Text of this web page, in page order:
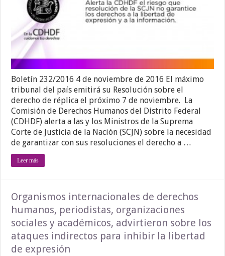
Boletín 232/2016 4 de noviembre de 2016 El máximo
tribunal del país emitirá su Resolución sobre el
derecho de réplica el próximo 7 de noviembre. La
Comisión de Derechos Humanos del Distrito Federal
(CDHDF) alerta a las y los Ministros de la Suprema
Corte de Justicia de la Nación (SCJN) sobre la necesidad
de garantizar con sus resoluciones el derecho a …
Leer más
Organismos internacionales de derechos
humanos, periodistas, organizaciones
sociales y académicos, advirtieron sobre los
ataques indirectos para inhibir la libertad
de expresión